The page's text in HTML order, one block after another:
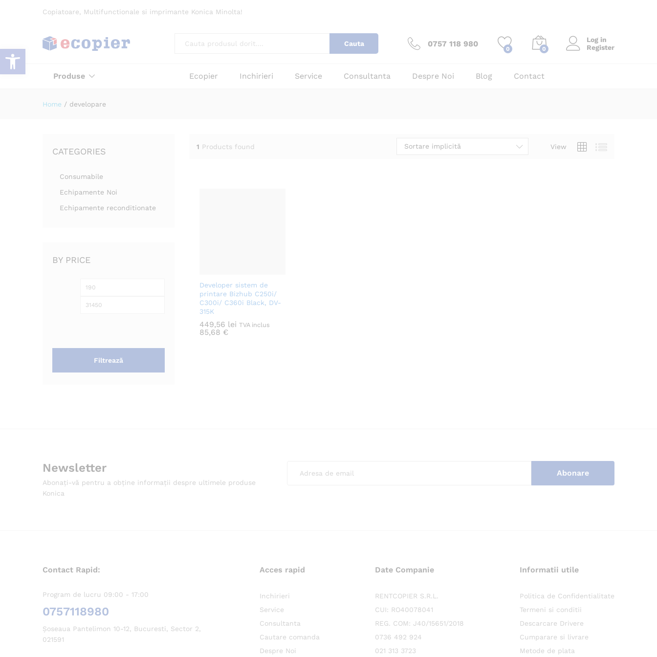
Copiatoare, Multifunctionale si imprimante Konica Minolta!
Cauta 0757 118 980
0 0
Log in
Register
Produse Ecopier Inchirieri Service Consultanta Despre Noi Blog Contact
Home / developare
1 Products found View
Sortare implicită
Developer sistem de
printare Bizhub C250i/
C300i/ C360i Black, DV-
315K
449,56 lei TVA inclus
85,68 €
449,56 lei
85,68 €
CATEGORIES
Consumabile
Echipamente Noi
Echipamente reconditionate
BY PRICE
Preț
Filtrează
Newsletter
Abonați-vă pentru a obține informații despre ultimele produse
Konica
Contact Rapid:
Program de lucru 09:00 - 17:00
0757118980
Șoseaua Pantelimon 10-12, Bucuresti, Sector 2,
021591
Acces rapid
Inchirieri
Service
Consultanta
Cautare comanda
Despre Noi
Date Companie
RENTCOPIER S.R.L.
CUI: RO40078041
REG. COM: J40/15651/2018
0736 492 924
021 313 3723
Informatii utile
Politica de Confidentialitate
Termeni si conditii
Descarcare Drivere
Cumparare si livrare
Metode de plata
Deschide bara de unelte